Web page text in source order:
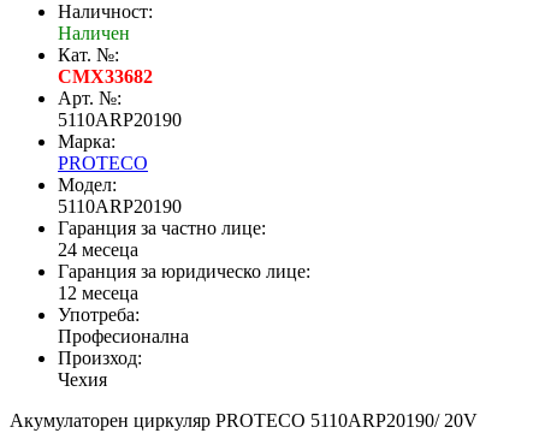
Наличност:
Наличен
Кат. №:
CMX33682
Арт. №:
5110ARP20190
Марка:
PROTECO
Модел:
5110ARP20190
Гаранция за частно лице:
24 месеца
Гаранция за юридическо лице:
12 месеца
Употреба:
Професионална
Произход:
Чехия
Акумулаторен циркуляр PROTECO 5110ARP20190/ 20V